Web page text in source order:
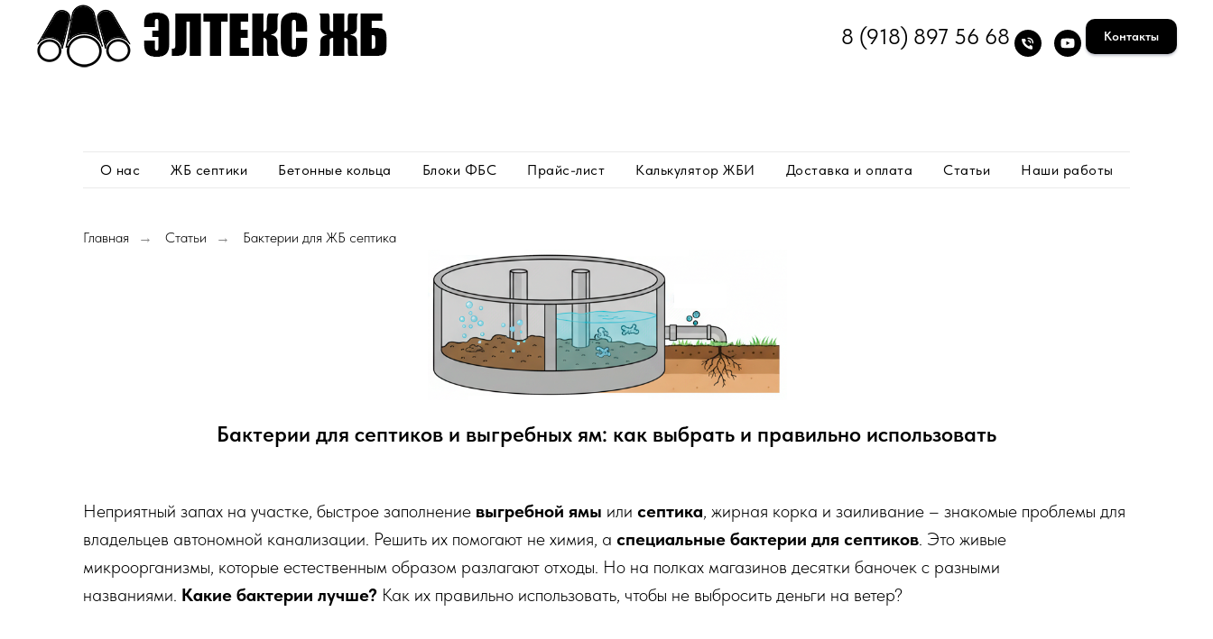
8 (918) 897 56 68 Контакты
О нас ЖБ септики Бетонные кольца Блоки ФБС Прайс-лист Калькулятор ЖБИ Доставка и оплата Статьи Наши работы
Главная → Статьи → Бактерии для ЖБ септика
Бактерии для септиков и выгребных ям: как выбрать и правильно использовать
Неприятный запах на участке, быстрое заполнение выгребной ямы или септика, жирная корка и заиливание – знакомые проблемы для
владельцев автономной канализации. Решить их помогают не химия, а специальные бактерии для септиков. Это живые
микроорганизмы, которые естественным образом разлагают отходы. Но на полках магазинов десятки баночек с разными
названиями. Какие бактерии лучше? Как их правильно использовать, чтобы не выбросить деньги на ветер?